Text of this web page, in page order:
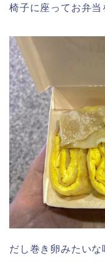
椅子に座ってお弁当
だし巻き卵みたいな